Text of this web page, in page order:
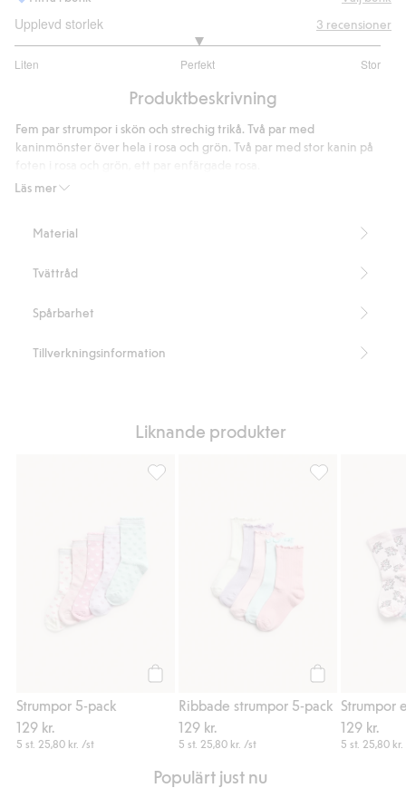
Upplevd storlek
Liten Perfekt Stor
utav
3
betyg
3 recensioner
Produktbeskrivning
Läs mer
Fem par strumpor i skön och strechig trikå. Två par med
kaninmönster över hela i rosa och grön. Två par med stor kanin på
5-pack
Material
Tvättråd
Spårbarhet
Tillverkningsinformation
Liknande produkter
Strumpor 5-pack
129 kr.
5 st. 25,80 kr. /st
Ribbade strumpor 5-pack
129 kr.
5 st.25,80 kr. /st
129 kr.
5 st.25,80 kr.
Populärt just nu